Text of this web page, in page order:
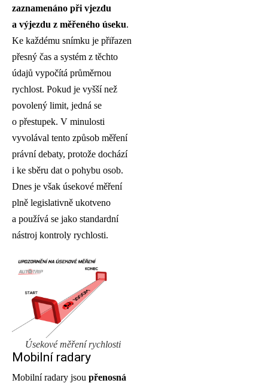
zaznamenáno při vjezdu
a výjezdu z měřeného úseku.
Ke každému snímku je přiřazen
přesný čas a systém z těchto
údajů vypočítá průměrnou
rychlost. Pokud je vyšší než
povolený limit, jedná se
o přestupek. V minulosti
vyvolával tento způsob měření
právní debaty, protože dochází
i ke sběru dat o pohybu osob.
Dnes je však úsekové měření
plně legislativně ukotveno
a používá se jako standardní
nástroj kontroly rychlosti.
Úsekové měření rychlosti
Mobilní radary
Mobilní radary jsou přenosná